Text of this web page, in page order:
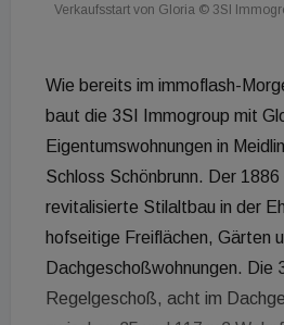
Verkaufsstart von Gloria © 3SI
Wie bereits im immoflash-
baut die 3SI Immogroup mit
Eigentumswohnungen in
Schloss Schönbrunn. Der
revitalisierte Stilaltbau in der
hofseitige Freiflächen, Gärten
Dachgeschoßwohnungen. Die
Regelgeschoß, acht im